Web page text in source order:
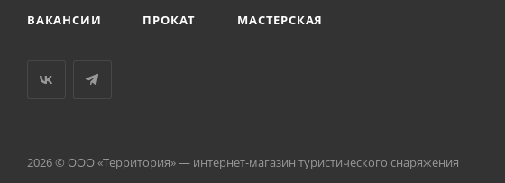
ВАКАНСИИ
ПРОКАТ МАСТЕРСКАЯ
2026 © ООО «Территория» — интернет-магазин туристического снаряжения